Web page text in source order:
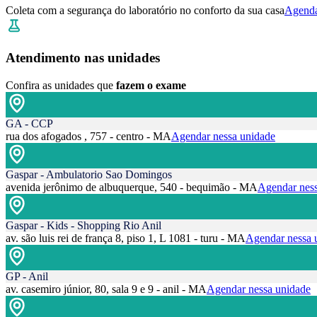
Coleta com a segurança do laboratório no conforto da sua casa
Atendimento nas unidades
Confira as unidades que fazem o exame
GA - CCP
rua dos afogados , 757 - centro - MAAgendar nessa unidade
Gaspar - Ambulatorio Sao Domingos
avenida jerônimo de albuquerque, 540 - bequimão - MAAgendar
Gaspar - Kids - Shopping Rio Anil
av. são luis rei de frança 8, piso 1, L 1081 - turu - MAAgendar nessa
GP - Anil
av. casemiro júnior, 80, sala 9 e 9 - anil - MAAgendar nessa unidade